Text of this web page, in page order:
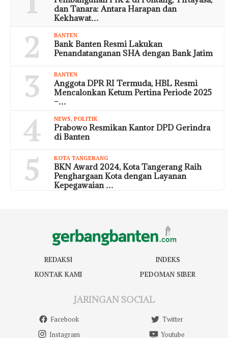
dan Tanara: Antara Harapan dan
Kekhawat…
2 BANTEN
Bank Banten Resmi Lakukan
Penandatanganan SHA dengan Bank Jatim
3 BANTEN
Anggota DPR RI Termuda, HBL Resmi
Mencalonkan Ketum Pertina Periode 2025
–…
4 NEWS, POLITIK
Prabowo Resmikan Kantor DPD Gerindra
di Banten
5 KOTA TANGERANG
BKN Award 2024, Kota Tangerang Raih
Penghargaan Kota dengan Layanan
Kepegawaian …
REDAKSI
INDEKS
KONTAK KAMI
PEDOMAN SIBER
JARINGAN SOCIAL
Facebook
Twitter
Instagram
Youtube